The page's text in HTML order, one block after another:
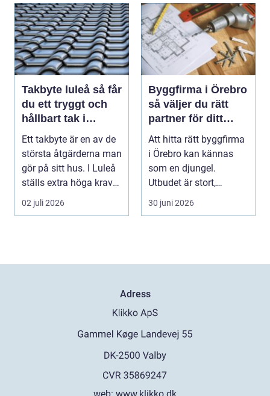
Takbyte luleå så får
du ett tryggt och
hållbart tak i
norrbottniskt
klimat
Ett takbyte är en av de
största åtgärderna man
gör på sitt hus. I Luleå
ställs extra höga krav
på bå...
02 juli 2026
Byggfirma i Örebro
så väljer du rätt
partner för ditt
projekt
Att hitta rätt byggfirma
i Örebro kan kännas
som en djungel.
Utbudet är stort,
projekten ser olika u...
30 juni 2026
Adress